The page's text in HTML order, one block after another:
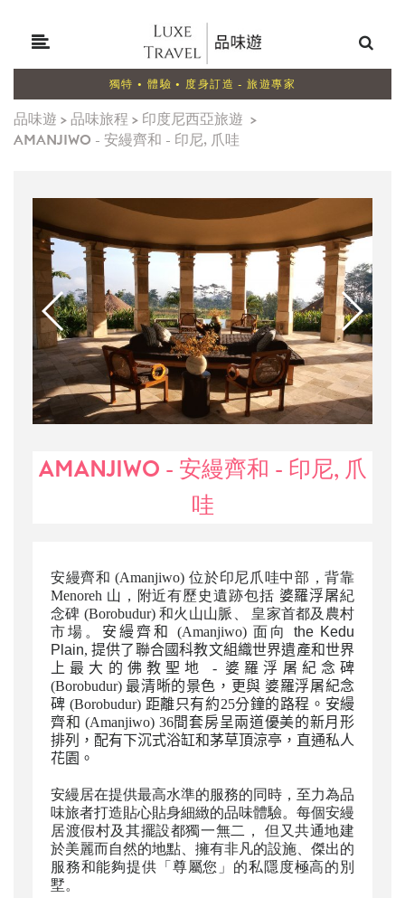
獨特 • 體驗 • 度身訂造 - 旅遊專家
品味遊 > 品味旅程 > 印度尼西亞旅遊 >
AMANJIWO - 安縵齊和 - 印尼, 爪哇
AMANJIWO - 安縵齊和 - 印尼, 爪
哇
安縵齊和 (Amanjiwo)位於印尼爪哇中部，背靠
Menoreh 山，附近有歷史遺跡包括 婆羅浮屠紀
念碑 (Borobudur)和火山山脈、 皇家首都及農村
市場。 安縵齊和 (Amanjiwo) 面向the Kedu
Plain, 提供了聯合國科教文組織世界遺產和世界
上最大的佛教聖地 - 婆羅浮屠 紀念碑
(Borobudur) 最清晰的景色， 更與 婆羅浮屠紀念
碑 (Borobudur) 距離只有約25分鐘的路程。 安縵
齊和 (Amanjiwo) 36間套房呈兩道優美的新月形
排列，配有下沉式浴缸和茅草頂涼亭，直通私人
花園。
安縵居在提供最高水準的服務的同時，至力為品
味旅者打造貼心貼身細緻的品味體驗。每個安縵
居渡假村及其擺設都獨一無二， 但又共通地建
於美麗而自然的地點、擁有非凡的設施、傑出的
服務和能夠提供「尊屬您」的私隱度極高的別
墅。